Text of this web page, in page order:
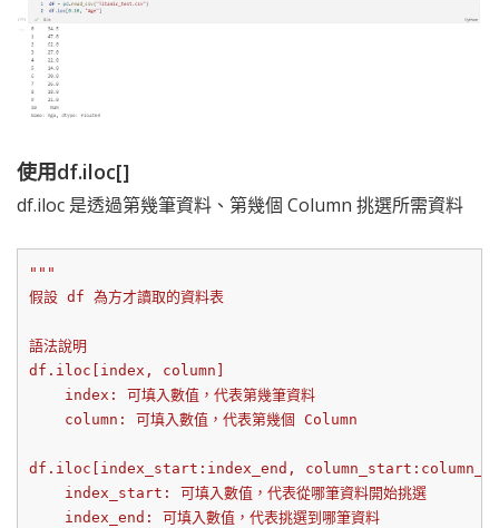
使用df.iloc[]
df.iloc 是透過第幾筆資料、第幾個 Column 挑選所需資料
"""
假設 df 為方才讀取的資料表
語法說明
df.iloc[index, column]
    index: 可填入數值，代表第幾筆資料
    column: 可填入數值，代表第幾個 Column
df.iloc[index_start:index_end,
    index_start: 可填入數值，代表從哪筆資料開始挑選
    index_end: 可填入數值，代表挑選到哪筆資料